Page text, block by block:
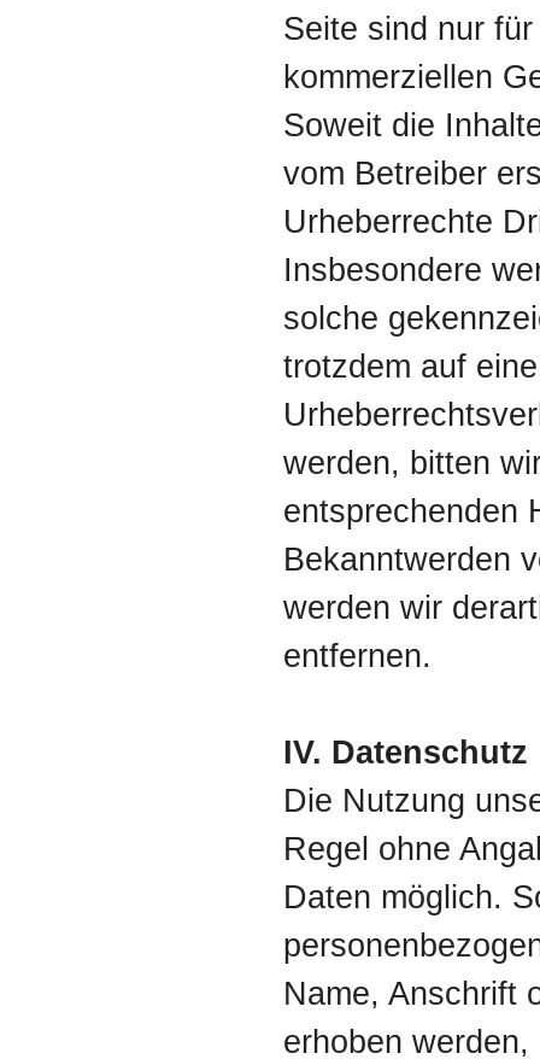
Seite sind nur
kommerziellen
Soweit die
vom Betreiber
Urheberrechte
Insbesondere
solche
trotzdem auf eine
werden, bitten
entsprechenden
Bekanntwerden
werden wir
entfernen.
IV. Datenschutz
Die Nutzung
Regel ohne
Daten möglich.
Name, Anschrift
erhoben